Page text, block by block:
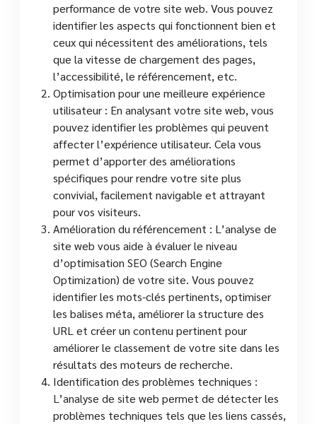
performance de votre site web. Vous pouvez
identifier les aspects qui fonctionnent bien et
ceux qui nécessitent des améliorations, tels
que la vitesse de chargement des pages,
l’accessibilité, le référencement, etc.
Optimisation pour une meilleure expérience
utilisateur : En analysant votre site web, vous
pouvez identifier les problèmes qui peuvent
affecter l’expérience utilisateur. Cela vous
permet d’apporter des améliorations
spécifiques pour rendre votre site plus
convivial, facilement navigable et attrayant
pour vos visiteurs.
Amélioration du référencement : L’analyse de
site web vous aide à évaluer le niveau
d’optimisation SEO (Search Engine
Optimization) de votre site. Vous pouvez
identifier les mots-clés pertinents, optimiser
les balises méta, améliorer la structure des
URL et créer un contenu pertinent pour
améliorer le classement de votre site dans les
résultats des moteurs de recherche.
Identification des problèmes techniques :
L’analyse de site web permet de détecter les
problèmes techniques tels que les liens cassés,